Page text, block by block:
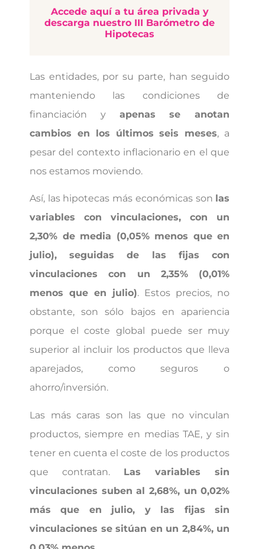
Accede aquí a tu área privada y
descarga nuestro III Barómetro de
Hipotecas
Las entidades, por su parte, han seguido
manteniendo las condiciones de
financiación y apenas se anotan
cambios en los últimos seis meses, a
pesar del contexto inflacionario en el que
nos estamos moviendo.
Así, las hipotecas más económicas son las
variables con vinculaciones, con un
2,30% de media (0,05% menos que en
julio), seguidas de las fijas con
vinculaciones con un 2,35% (0,01%
menos que en julio). Estos precios, no
obstante, son sólo bajos en apariencia
porque el coste global puede ser muy
superior al incluir los productos que lleva
aparejados, como seguros o
ahorro/inversión.
Las más caras son las que no vinculan
productos, siempre en medias TAE, y sin
tener en cuenta el coste de los productos
que contratan. Las variables sin
vinculaciones suben al 2,68%, un 0,02%
más que en julio, y las fijas sin
vinculaciones se sitúan en un 2,84%, un